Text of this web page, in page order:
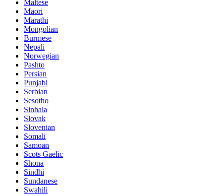
Maltese
Maori
Marathi
Mongolian
Burmese
Nepali
Norwegian
Pashto
Persian
Punjabi
Serbian
Sesotho
Sinhala
Slovak
Slovenian
Somali
Samoan
Scots Gaelic
Shona
Sindhi
Sundanese
Swahili